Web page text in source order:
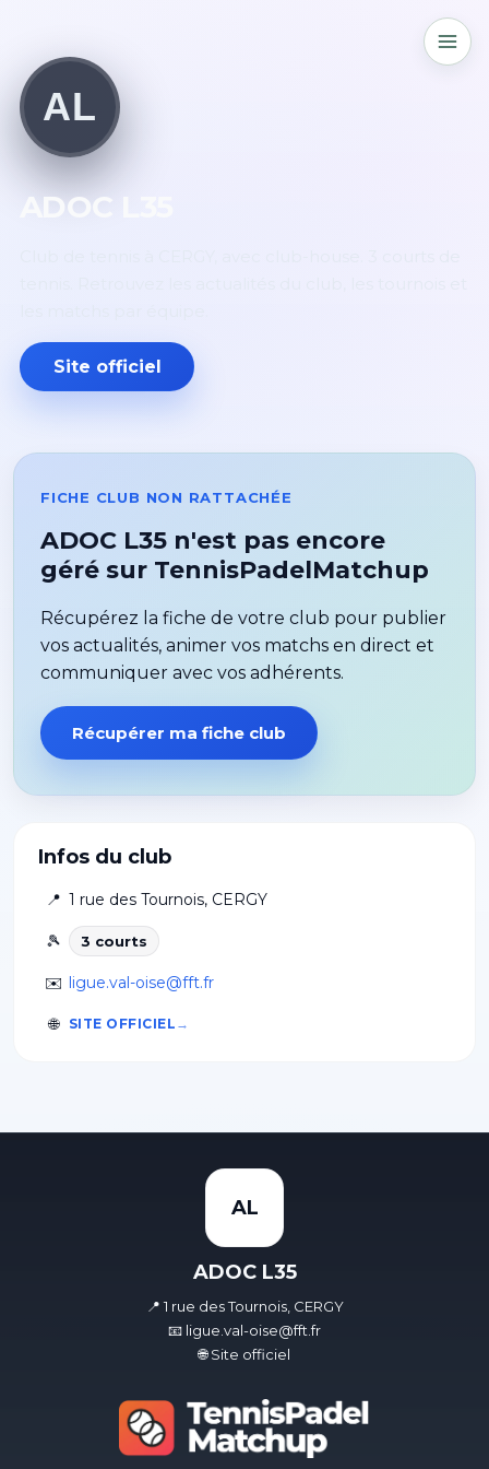
AL
ADOC L35
Site officiel
Infos du club
📍 1 rue des Tournois, CERGY
🎾 3 courts
✉️ ligue.val-oise@fft.fr
🌐 SITE OFFICIEL
FICHE CLUB NON RATTACHÉE
ADOC L35 n'est pas encore
géré sur TennisPadelMatchup
Récupérez la fiche de votre club pour publier
vos actualités, animer vos matchs en direct et
communiquer avec vos adhérents.
Récupérer ma fiche club
AL
ADOC L35
📍 1 rue des Tournois, CERGY
📧 ligue.val-oise@fft.fr
🌐 Site officiel